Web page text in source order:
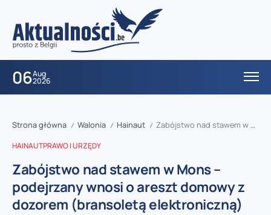
06Aug
2026
Strona główna / Walonia / Hainaut / Zabójstwo nad stawem w Mons – podejrzany wnosi o areszt domowy z dozorem (bransoletą elektroniczną)
HAINAUTPRAWO I URZĘDY
Zabójstwo nad stawem w Mons –
podejrzany wnosi o areszt domowy z
dozorem (bransoletą elektroniczną)